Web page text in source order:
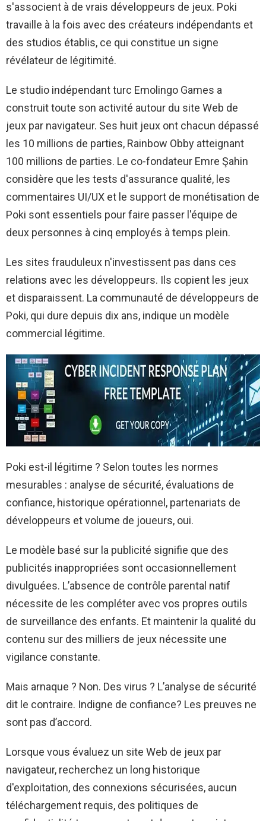
s'associent à de vrais développeurs de jeux. Poki
travaille à la fois avec des créateurs indépendants et
des studios établis, ce qui constitue un signe
révélateur de légitimité.
Le studio indépendant turc Emolingo Games a
construit toute son activité autour du site Web de
jeux par navigateur. Ses huit jeux ont chacun dépassé
les 10 millions de parties, Rainbow Obby atteignant
100 millions de parties. Le co-fondateur Emre Şahin
considère que les tests d'assurance qualité, les
commentaires UI/UX et le support de monétisation de
Poki sont essentiels pour faire passer l'équipe de
deux personnes à cinq employés à temps plein.
Les sites frauduleux n'investissent pas dans ces
relations avec les développeurs. Ils copient les jeux
et disparaissent. La communauté de développeurs de
Poki, qui dure depuis dix ans, indique un modèle
commercial légitime.
Poki est-il légitime ? Selon toutes les normes
mesurables : analyse de sécurité, évaluations de
confiance, historique opérationnel, partenariats de
développeurs et volume de joueurs, oui.
Le modèle basé sur la publicité signifie que des
publicités inappropriées sont occasionnellement
divulguées. L’absence de contrôle parental natif
nécessite de les compléter avec vos propres outils
de surveillance des enfants. Et maintenir la qualité du
contenu sur des milliers de jeux nécessite une
vigilance constante.
Mais arnaque ? Non. Des virus ? L’analyse de sécurité
dit le contraire. Indigne de confiance? Les preuves ne
sont pas d’accord.
Lorsque vous évaluez un site Web de jeux par
navigateur, recherchez un long historique
d'exploitation, des connexions sécurisées, aucun
téléchargement requis, des politiques de